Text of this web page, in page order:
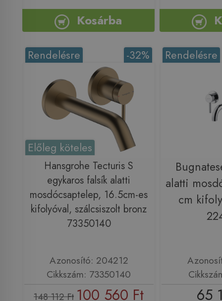
Kosárba
-32%
Rendelésre
Előleg köteles
Hansgrohe Tecturis S
egykaros falsík alatti
mosdócsaptelep, 16.5cm-es
kifolyóval, szálcsiszolt bronz
73350140
Azonosító: 204212
Cikkszám: 73350140
148 112 Ft 100 560 Ft
Rendelésre
alatti
cm
65